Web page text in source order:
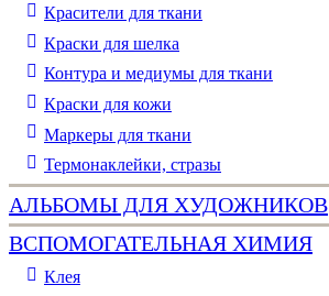
Красители для ткани
Краски для шелка
Контура и медиумы для ткани
Краски для кожи
Маркеры для ткани
Термонаклейки, стразы
АЛЬБОМЫ ДЛЯ ХУДОЖНИКОВ
ВСПОМОГАТЕЛЬНАЯ ХИМИЯ
Клея